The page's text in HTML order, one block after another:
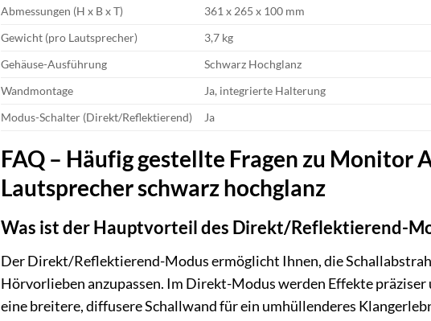
Abmessungen (H x B x T)
361 x 265 x 100 mm
Gewicht (pro Lautsprecher)
3,7 kg
Gehäuse-Ausführung
Schwarz Hochglanz
Wandmontage
Ja, integrierte Halterung
Modus-Schalter (Direkt/Reflektierend)
Ja
FAQ – Häufig gestellte Fragen zu Monitor
Lautsprecher schwarz hochglanz
Was ist der Hauptvorteil des Direkt/Reflektierend-
Der Direkt/Reflektierend-Modus ermöglicht Ihnen, die
Hörvorlieben anzupassen. Im Direkt-Modus werden Effekte
eine breitere, diffusere Schallwand für ein umhüllenderes